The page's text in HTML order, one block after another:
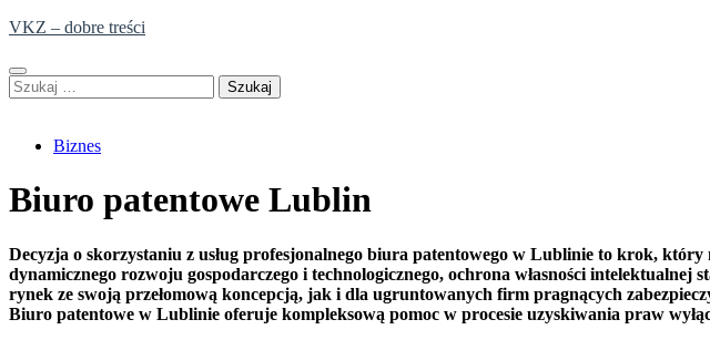
Skip
content
VKZ – dobre treści
Szukaj:
Biznes
Biuro patentowe Lublin
Decyzja o skorzystaniu z usług profesjonalnego biura patentowego w Lublinie to krok,
dynamicznego rozwoju gospodarczego i technologicznego, ochrona własności
rynek ze swoją przełomową koncepcją, jak i dla ugruntowanych firm pragnących
Biuro patentowe w Lublinie oferuje kompleksową pomoc w procesie uzyskiwania praw